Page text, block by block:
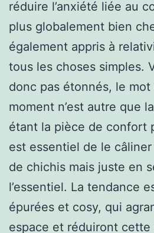
réduire l’anxiété liée au
plus globalement bien
également appris à
tous les choses simples.
donc pas étonnés, le mot
moment n’est autre que
étant la pièce de confort
est essentiel de le
de chichis mais juste en
l’essentiel. La tendance
épurées et cosy, qui
espace et réduiront cette